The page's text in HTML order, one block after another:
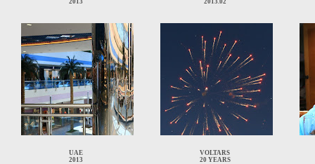
2013 2013.02
UAE
2013
VOLTARS
20 YEARS